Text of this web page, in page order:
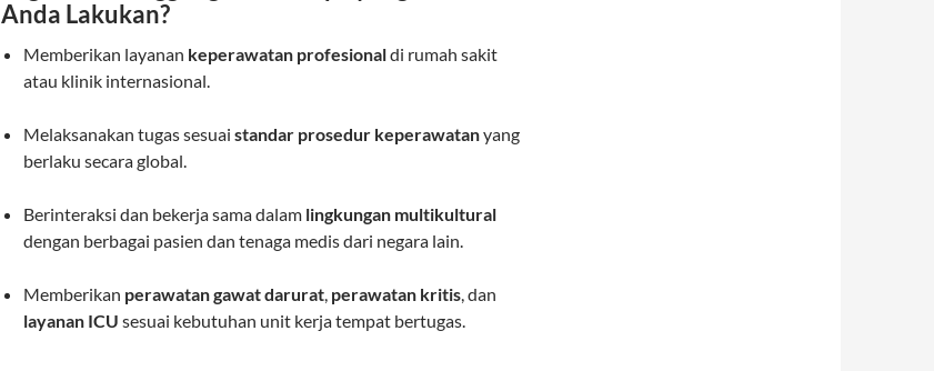
Anda Lakukan?
Memberikan layanan keperawatan profesionaldi rumah sakit
atau klinik internasional.
Melaksanakan tugas sesuai standar prosedur keperawatanyang
berlaku secara global.
Berinteraksi dan bekerja sama dalam lingkungan multikultural
dengan berbagai pasien dan tenaga medis dari negara lain.
Memberikan perawatan gawat darurat, perawatan kritis, dan
layanan ICU sesuai kebutuhan unit kerja tempat bertugas.